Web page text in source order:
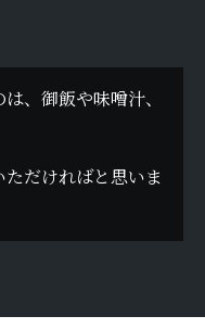
、御飯や味噌汁、
だければと思いま